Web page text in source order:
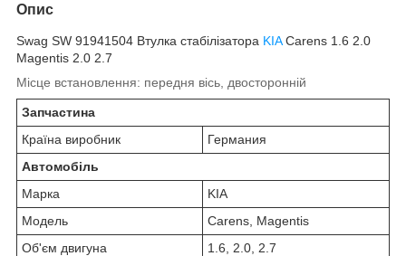
Опис
Swag SW 91941504 Втулка стабілізатора KIACarens 1.6 2.0
Magentis 2.0 2.7
Місце встановлення: передня вісь, двосторонній
Запчастина
Країна виробник
Германия
Автомобіль
Марка
KIA
Модель
Carens, Magentis
Об'єм двигуна
1.6, 2.0, 2.7